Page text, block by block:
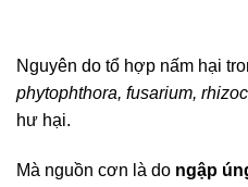
Nguyên do tổ hợp nấm hại
phytophthora, fusarium,
hư hại.
Mà nguồn cơn là do ngập